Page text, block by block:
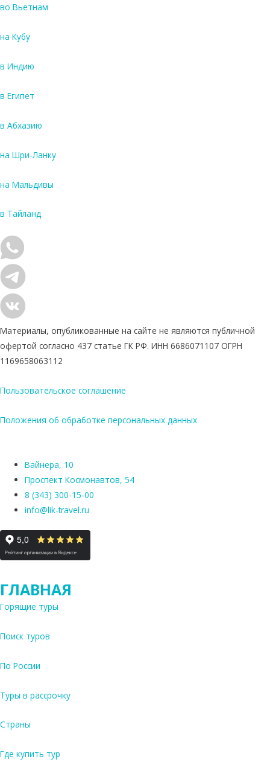
во Вьетнам
на Кубу
в Индию
в Египет
в Абхазию
на Шри-Ланку
на Мальдивы
в Тайланд
Материалы, опубликованные на сайте не являются публичной
офертой согласно 437 статье ГК РФ. ИНН 6686071107 ОГРН
1169658063112
Пользовательское соглашение
Положения об обработке персональных данных
Вайнера, 10
Проспект Космонавтов, 54
8 (343) 300-15-00
info@lik-travel.ru
ГЛАВНАЯ
Горящие туры
Поиск туров
По России
Туры в рассрочку
Страны
Где купить тур